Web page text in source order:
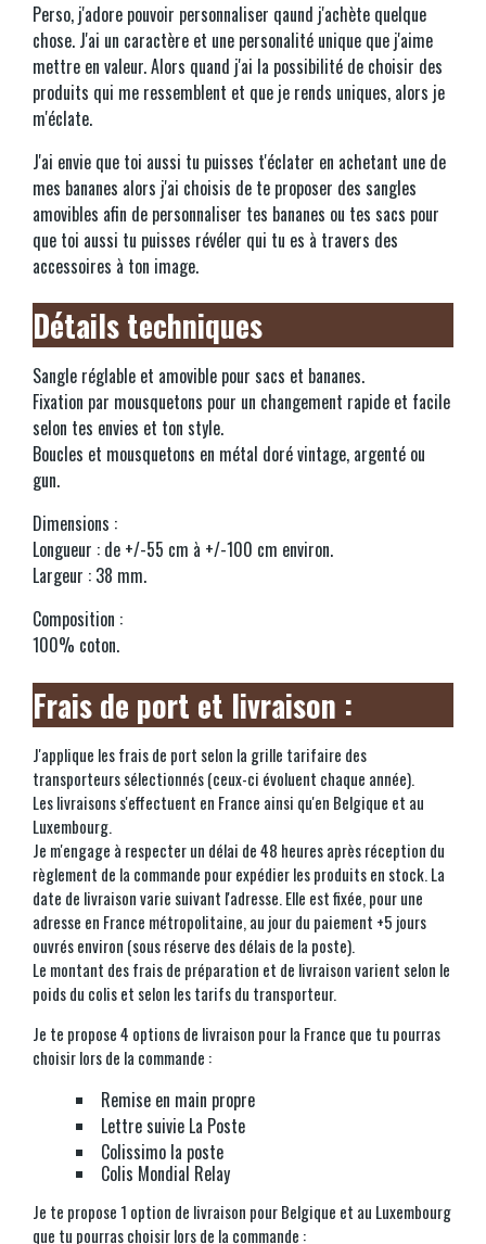
Perso, j'adore pouvoir personnaliser qaund j'achète quelque
chose. J'ai un caractère et une personalité unique que j'aime
mettre en valeur. Alors quand j'ai la possibilité de choisir des
produits qui me ressemblent et que je rends uniques, alors je
m'éclate.
J'ai envie que toi aussi tu puisses t'éclater en achetant une de
mes bananes alors j'ai choisis de te proposer des sangles
amovibles afin de personnaliser tes bananes ou tes sacs pour
que toi aussi tu puisses révéler qui tu es à travers des
accessoires à ton image.
Détails techniques
Sangle réglable et amovible pour sacs et bananes.
Fixation par mousquetons pour un changement rapide et facile
selon tes envies et ton style.
Boucles et mousquetons en métal doré vintage, argenté ou
gun.
Dimensions :
Longueur : de +/-55 cm à +/-100 cm environ.
Largeur : 38 mm.
Composition :
100% coton.
Frais de port et livraison :
J'applique les frais de port selon la grille tarifaire des
transporteurs sélectionnés (ceux-ci évoluent chaque année).
Les livraisons s'effectuent en France ainsi qu'en Belgique et au
Luxembourg.
Je m'engage à respecter un délai de 48 heures après réception du
règlement de la commande pour expédier les produits en stock. La
date de livraison varie suivant l'adresse. Elle est fixée, pour une
adresse en France métropolitaine, au jour du paiement +5 jours
ouvrés environ (sous réserve des délais de la poste).
Le montant des frais de préparation et de livraison varient selon le
poids du colis et selon les tarifs du transporteur.
Je te propose 4 options de livraison pour la France que tu pourras
choisir lors de la commande :
Remise en main propre
Lettre suivie La Poste
Colissimo la poste
Colis Mondial Relay
Je te propose 1 option de livraison pour Belgique et au Luxembourg
que tu pourras choisir lors de la commande :